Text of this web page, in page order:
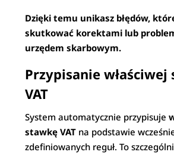
Dzięki temu unikasz błędów,
skutkować korektami lub
urzędem skarbowym.
Przypisanie właściwej
VAT
System automatycznie przypisuje
stawkę VAT na podstawie
zdefiniowanych reguł. To